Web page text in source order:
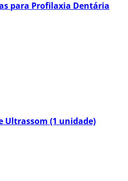
para Profilaxia Dentária
Ultrassom (1 unidade)